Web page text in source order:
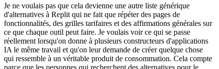
Je ne voulais pas que cela devienne une autre liste générique
d'alternatives à Replit qui ne fait que répéter des pages de
fonctionnalités, des grilles tarifaires et des affirmations générales sur
ce que chaque outil peut faire. Je voulais voir ce qui se passe
réellement lorsqu'on donne à plusieurs constructeurs d'applications
IA le même travail et qu'on leur demande de créer quelque chose
qui ressemble à un véritable produit de consommation. Cela compte
parce que les personnes qui recherchent des alternatives pour le